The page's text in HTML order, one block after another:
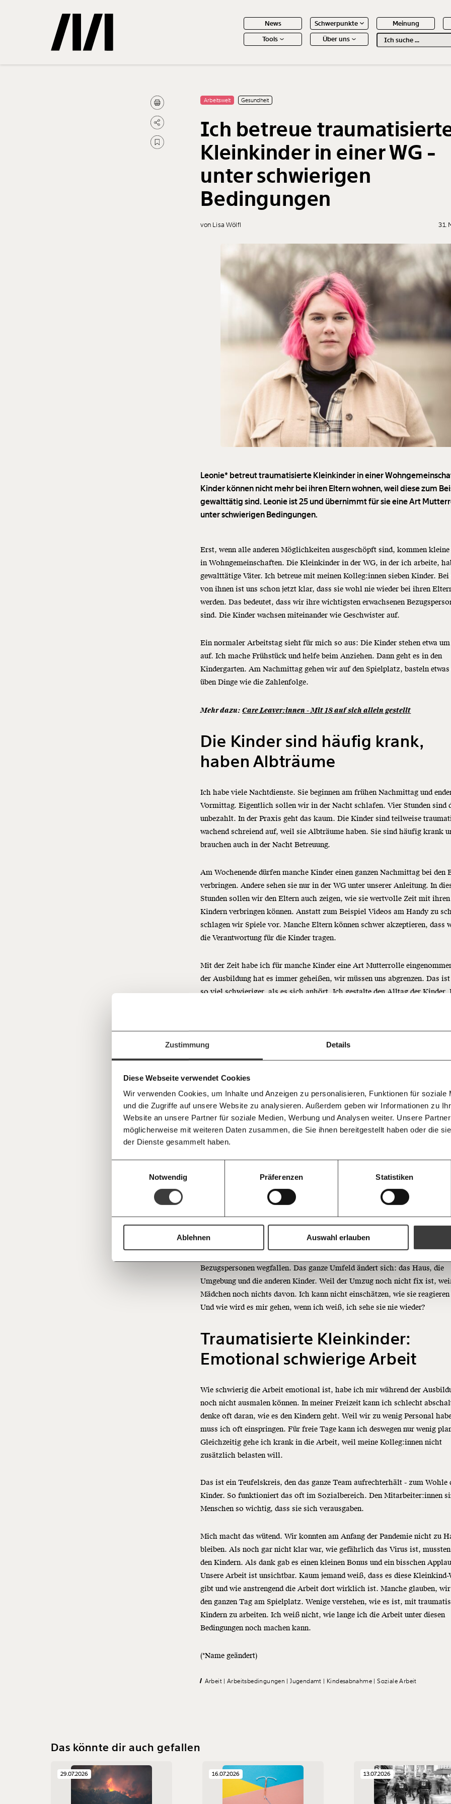
Zustimmung Details
Diese Webseite verwendet Cookies
Wir verwenden Cookies, um Inhalte und Anzeigen zu personalisieren, Funktionen für soziale
und die Zugriffe auf unsere Website zu analysieren. Außerdem geben wir Informationen zu
Website an unsere Partner für soziale Medien, Werbung und Analysen weiter. Unsere
möglicherweise mit weiteren Daten zusammen, die Sie ihnen bereitgestellt haben oder die
der Dienste gesammelt haben.
Notwendig
Präferenzen Statistiken
Ablehnen Auswahl erlauben
News Schwerpunkte Meinung
Tools
Über uns
Immer
dem
unseren
E-Mail-
Knackig
wichtigsten
informiert
Die Gute
Newsletter zu erhalten. Mehr
Datenschutz.
Anmelden
Veränderung
Fördermitgliedund wir können gemeinsam unsere Wirtschaft so
im Netz. Unabhängig und werbefrei. Und das wird auch so bleiben.
Mitgliedsbeitrag.
Du überweist lieber direkt?
Hier unsere IBAN: AT34 4300 0498 0007 6017
Kontoinhaber: Momentum Institut - Verein für sozialen Fortschritt
Deine Spende absetzen:Fragen und Antworten.
50€
Ich spende einmalig
100€
Ich möchte
Weiter
Gemerkte Inhalte
Treffer
Jetzt
einfach
teilen.
Facebook Mastodon
Threads RSS
Bluesky
Arbeitswelt Gesundheit
Ich betreue
Kleinkinder in einer WG -
unter schwierigen
Bedingungen
von Lisa Wölfl 31.
Leonie* betreut traumatisierte Kleinkinder in einer
Kinder können nicht mehr bei ihren Eltern wohnen, weil diese zum
gewalttätig sind. Leonie ist 25 und übernimmt für sie eine Art
unter schwierigen Bedingungen.
Erst, wenn alle anderen Möglichkeiten ausgeschöpft sind, kommen
in Wohngemeinschaften. Die Kleinkinder in der WG, in der ich arbeite,
gewalttätige Väter. Ich betreue mit meinen Kolleg:innen sieben Kinder. Bei
von ihnen ist uns schon jetzt klar, dass sie wohl nie wieder bei ihren
werden. Das bedeutet, dass wir ihre wichtigsten erwachsenen
sind. Die Kinder wachsen miteinander wie Geschwister auf.
Ein normaler Arbeitstag sieht für mich so aus: Die Kinder stehen etwa
auf. Ich mache Frühstück und helfe beim Anziehen. Dann geht es in den
Kindergarten. Am Nachmittag gehen wir auf den Spielplatz, basteln
üben Dinge wie die Zahlenfolge.
Mehr dazu:Care Leaver:innen - Mit 18 auf sich allein gestellt
Die Kinder sind häufig krank,
haben Albträume
Ich habe viele Nachtdienste. Sie beginnen am frühen Nachmittag und
Vormittag. Eigentlich sollen wir in der Nacht schlafen. Vier Stunden sind
unbezahlt. In der Praxis geht das kaum. Die Kinder sind teilweise
wachend schreiend auf, weil sie Albträume haben. Sie sind häufig krank
brauchen auch in der Nacht Betreuung.
Am Wochenende dürfen manche Kinder einen ganzen Nachmittag bei den
verbringen. Andere sehen sie nur in der WG unter unserer Anleitung. In
Stunden sollen wir den Eltern auch zeigen, wie sie wertvolle Zeit mit ihren
Kindern verbringen können. Anstatt zum Beispiel Videos am Handy zu
schlagen wir Spiele vor. Manche Eltern können schwer akzeptieren, dass
die Verantwortung für die Kinder tragen.
Mit der Zeit habe ich für manche Kinder eine Art Mutterrolle
der Ausbildung hat es immer geheißen, wir müssen uns abgrenzen. Das
so viel schwieriger, als es sich anhört. Ich gestalte den Alltag der Kinder.
Weiterlesen:
Unbezahltes Praktikum als Pflicht - Im sozialen Bereich
die Nase voll
Ich gehe krank in die Arbeit, um
meine Kolleg:innen nicht zu
belasten
Es gibt Kinder, die sind mir richtig ans Herz gewachsen. Manchmal
sogar mit dem Gedanken, eines der Kinder zu adoptieren. Denn die
Wohngemeinschaft ist nur für Kleinkinder. Vor der Volksschule sollen sie
andere WGs ausziehen. Für diese Altersgruppe gibt es deutlich mehr
umgekehrt warten viele Kleinkinder auf einen WG-Platz.
Ein fünf Jahre altes Mädchen soll in den kommenden Wochen mit ihrem
Bezugspersonen wegfallen. Das ganze Umfeld ändert sich: das Haus, die
Umgebung und die anderen Kinder. Weil der Umzug noch nicht fix ist,
Mädchen noch nichts davon. Ich kann nicht einschätzen, wie sie
Und wie wird es mir gehen, wenn ich weiß, ich sehe sie nie wieder?
Traumatisierte Kleinkinder:
Emotional schwierige Arbeit
Wie schwierig die Arbeit emotional ist, habe ich mir während der
noch nicht ausmalen können. In meiner Freizeit kann ich schlecht
denke oft daran, wie es den Kindern geht. Weil wir zu wenig Personal
muss ich oft einspringen. Für freie Tage kann ich deswegen nur wenig
Gleichzeitig gehe ich krank in die Arbeit, weil meine Kolleg:innen nicht
zusätzlich belasten will.
Das ist ein Teufelskreis, den das ganze Team aufrechterhält - zum Wohle
Kinder. So funktioniert das oft im Sozialbereich. Den Mitarbeiter:innen
Menschen so wichtig, dass sie sich verausgaben.
Mich macht das wütend. Wir konnten am Anfang der Pandemie nicht zu
bleiben. Als noch gar nicht klar war, wie gefährlich das Virus ist,
den Kindern. Als dank gab es einen kleinen Bonus und ein bisschen
Unsere Arbeit ist unsichtbar. Kaum jemand weiß, dass es diese Kleinkind-
gibt und wie anstrengend die Arbeit dort wirklich ist. Manche glauben,
den ganzen Tag am Spielplatz. Wenige verstehen, wie es ist, mit
Kindern zu arbeiten. Ich weiß nicht, wie lange ich die Arbeit unter diesen
Bedingungen noch machen kann.
(*Name geändert)
Arbeit Arbeitsbedingungen Jugendamt Kindesabnahme Soziale Arbeit
Das könnte dir auch gefallen
29.07.2026 16.07.2026 13.07.2026